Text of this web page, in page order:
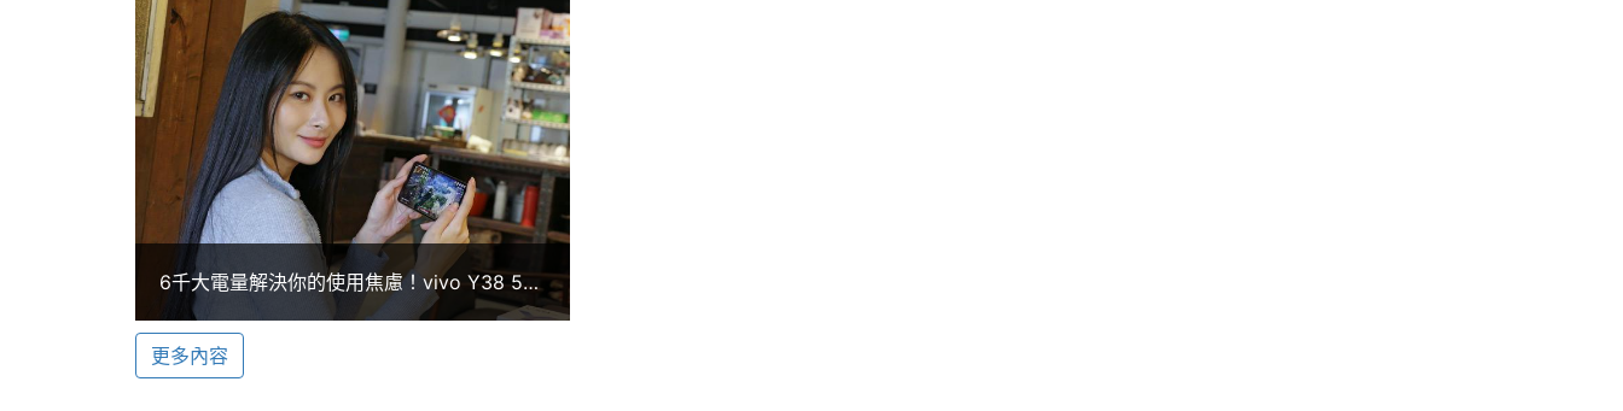
vivo Y38 5G 功能特色
◎ 5G + 5G 雙卡雙待
◎ Android 14 作業系統、Funtouch OS 14 操作介面
◎ 6.68 吋 1,608 x 720pixels 解析度 LCD 螢幕（120Hz 螢幕更新率）
◎ IP64 防塵防水
◎ 高通 Snapdragon 4 Gen 2 八核心處理器
◎ 8GB RAM / 256GB ROM
◎ 前置 800 萬畫素鏡頭
記憶體格式 LPDDR4X
ROM儲存空間 256 GB
儲存空間格式 UFS2.2
電池容量 6000 mAh
顯示螢幕
主螢幕尺寸 6.68 inch
6千大電量解決你的使用焦慮！vivo Y38 5G
防水手機開箱
更多內容